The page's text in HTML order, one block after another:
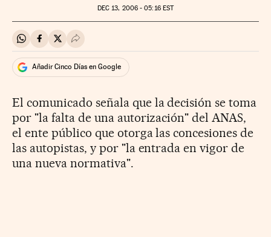
DEC 13, 2006 - 05:16EST
Compartir en Whatsapp
Compartir en Facebook
Compartir en Twitter
Desplegar Redes Sociales
Añadir Cinco Días en Google
El comunicado señala que la decisión se toma
por "la falta de una autorización" del ANAS,
el ente público que otorga las concesiones de
las autopistas, y por "la entrada en vigor de
una nueva normativa".